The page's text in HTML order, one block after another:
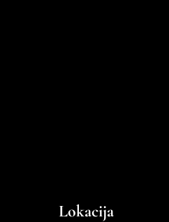
Lokacija